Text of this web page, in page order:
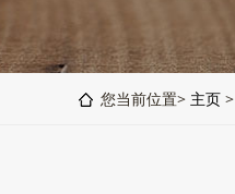
您当前位置> 主页 >